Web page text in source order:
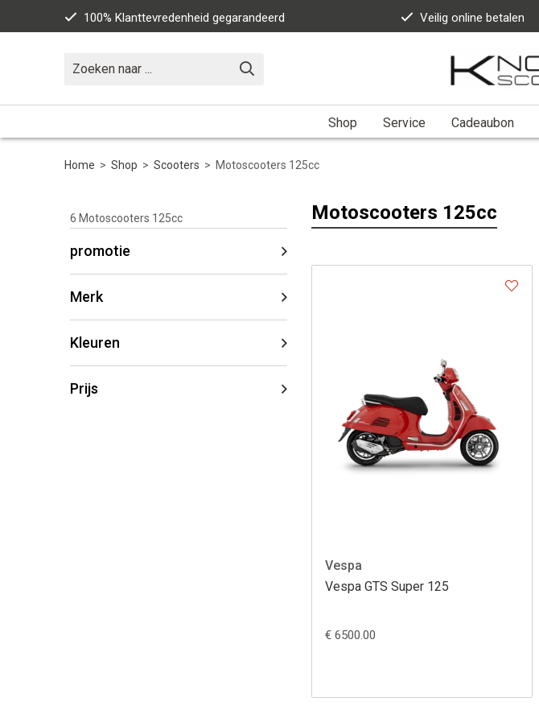
100% Klanttevredenheid gegarandeerd Veilig online betalen
Shop Service Cadeaubon
Home > Shop > Scooters > Motoscooters 125cc
6 Motoscooters 125cc
promotie
Merk
Kleuren
Prijs
Motoscooters 125cc
Vespa
Vespa GTS Super 125
€ 6500.00